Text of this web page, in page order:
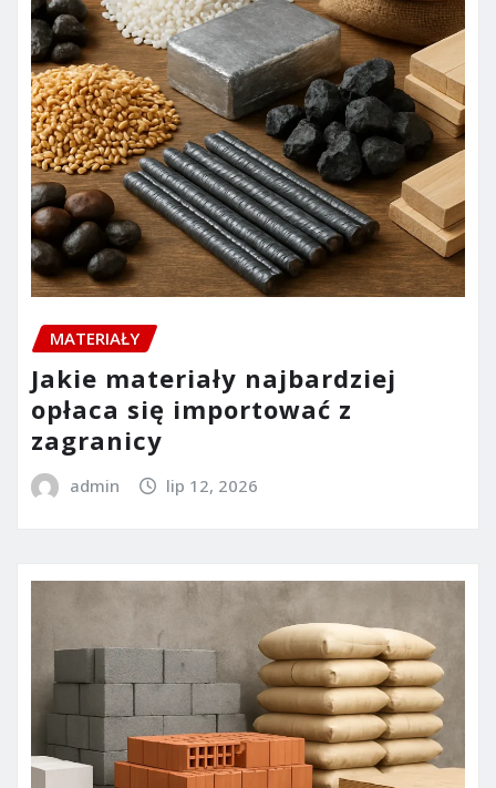
MATERIAŁY
Jakie materiały najbardziej
opłaca się importować z
zagranicy
admin lip 12, 2026